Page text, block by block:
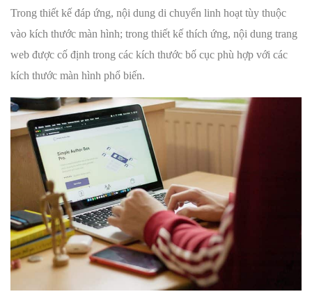
Trong thiết kế đáp ứng, nội dung di chuyển linh hoạt tùy thuộc
vào kích thước màn hình; trong thiết kế thích ứng, nội dung trang
web được cố định trong các kích thước bố cục phù hợp với các
kích thước màn hình phổ biến.